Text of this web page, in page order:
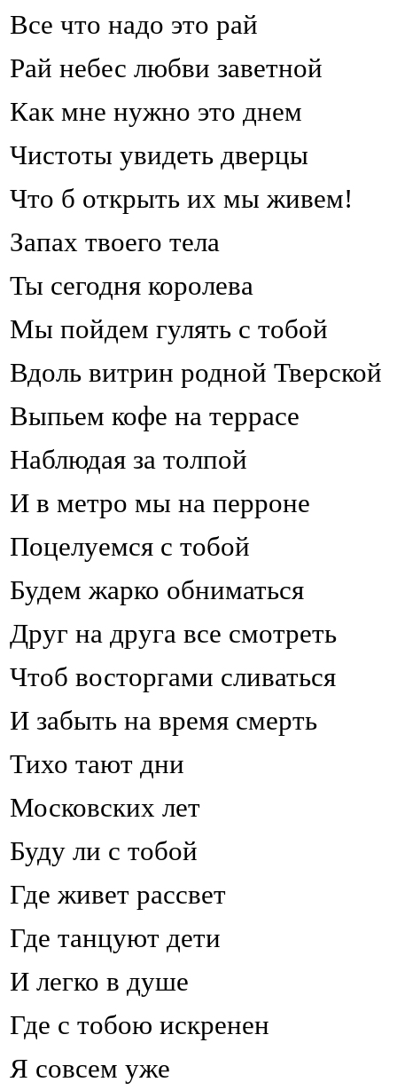
Все что надо это рай
Рай небес любви заветной
Как мне нужно это днем
Чистоты увидеть дверцы
Что б открыть их мы живем!
Запах твоего тела
Ты сегодня королева
Мы пойдем гулять с тобой
Вдоль витрин родной Тверской
Выпьем кофе на террасе
Наблюдая за толпой
И в метро мы на перроне
Поцелуемся с тобой
Будем жарко обниматься
Друг на друга все смотреть
Чтоб восторгами сливаться
И забыть на время смерть
Тихо тают дни
Московских лет
Буду ли с тобой
Где живет рассвет
Где танцуют дети
И легко в душе
Где с тобою искренен
Я совсем уже